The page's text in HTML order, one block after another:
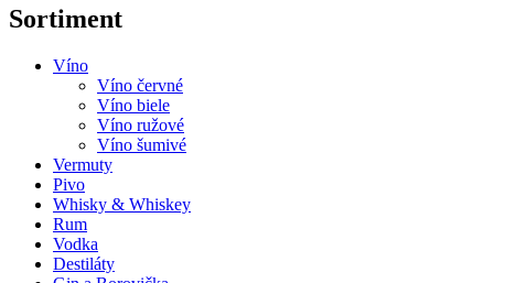
Sortiment
Víno
Víno červné
Víno biele
Víno ružové
Víno šumivé
Vermuty
Pivo
Whisky & Whiskey
Rum
Vodka
Destiláty